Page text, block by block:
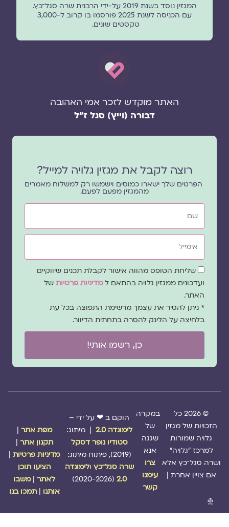
המגזין נוסד בשנת 2019 על-ידי הרבנית שרה סגל־כץ.
עם הכניסה לשנת 2025 פורסמו בו קרוב ל-3,000
טקסטים שונים.
האתר מוקדש לזכר אמי האהובה
דבורה (וייץ) סגל ז"ל
רוצה לקבל את מגזין גלויה למייל?
הפרטים שלך ישארו כמוסים וישמשו רק למשלוח מאמרים
מהמגזין מפעם לפעם.
שם
אימייל
שדה
הסכמה
שליחת הטופס מהווה אישור לקבלת תכנים שיווקיים
ועדכונים ממגזין גלויה בהתאם ל מדיניות פרטיותשל
האתר.
* ניתן להסיר את עצמך מרשימת התפוצה בכל עת
בלחיצה על הלינק להסרה בתחתית הדיוור.
כן, רשמו אותי!
© 2026 כל
הזכויות של מגזין
גלויה שמורות
למרכז "גלויה"
ושרה סגל־כץ אלא
אם צויין אחרת |
במקרה
של
שגגה
אנא
צרו
עימנו
קשר
הוקם ב ❤ על ידי –
לימונדה 2.0
| מיתוג:
סטודיו נופר דסקל
שרה סגל־כץולימונדה
2.0
(2020-2026)
מפת אתר|
תקנון אתר|
מדיניות פרטיות|
הציעו תוכן
לאתר| משבו
אותנו| תמכו בנו